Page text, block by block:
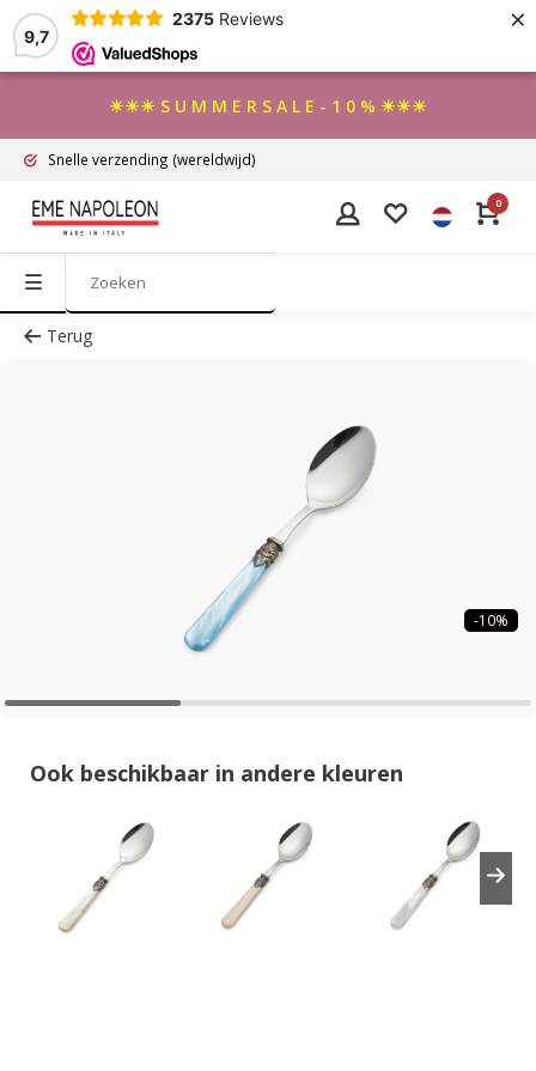
9,7
2375 Reviews ×
☀☀☀ S U M M E R S A L E - 1 0 % ☀☀☀
Snelle verzending (wereldwijd)
0
Terug
-10%
Ook beschikbaar in andere kleuren